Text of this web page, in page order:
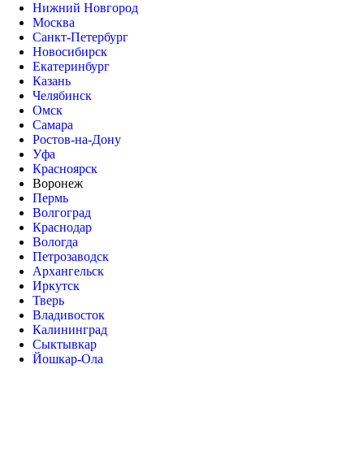
Нижний Новгород
Москва
Санкт-Петербург
Новосибирск
Екатеринбург
Казань
Челябинск
Омск
Самара
Ростов-на-Дону
Уфа
Красноярск
Воронеж
Пермь
Волгоград
Краснодар
Вологда
Петрозаводск
Архангельск
Иркутск
Тверь
Владивосток
Калининград
Сыктывкар
Йошкар-Ола